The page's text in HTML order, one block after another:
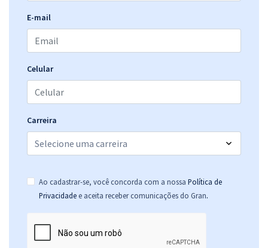
E-mail
Celular
Carreira
Ao cadastrar-se, você concorda com a nossa Política de
Privacidade e aceita receber comunicações do Gran.